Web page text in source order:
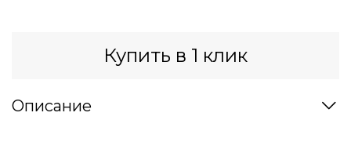
Купить в 1 клик
Описание